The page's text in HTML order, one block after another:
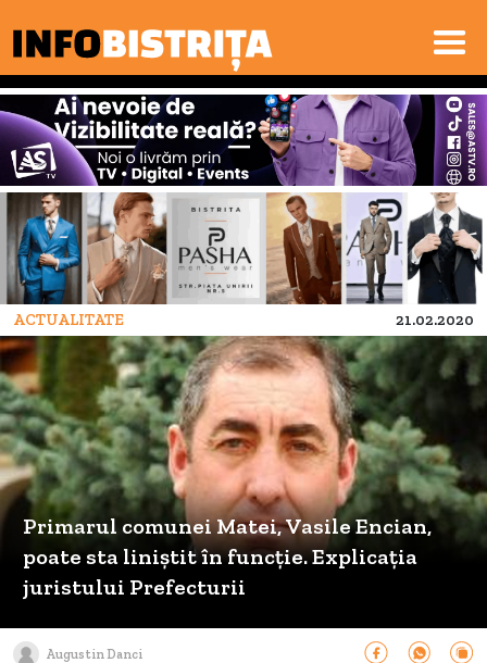
ACTUALITATE 21.02.2020
Primarul comunei Matei, Vasile Encian,
poate sta liniștit în funcție. Explicația
juristului Prefecturii
Augustin Danci